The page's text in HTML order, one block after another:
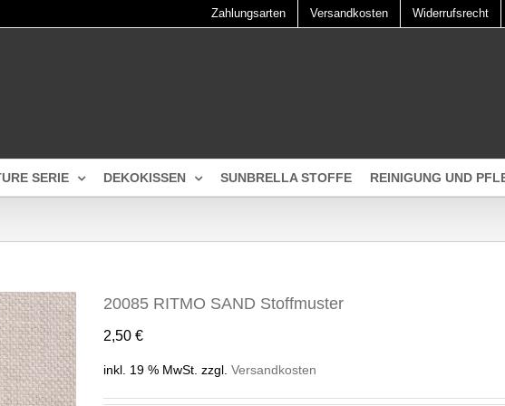
Zahlungsarten Versandkosten Widerrufsrecht
SERIE DEKOKISSEN SUNBRELLA STOFFE REINIGUNG UND
20085 RITMO SAND Stoffmuster
2,50 €
inkl. 19 % MwSt. zzgl. Versandkosten